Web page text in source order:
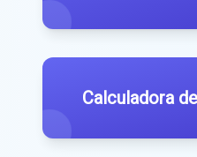
Calculadora